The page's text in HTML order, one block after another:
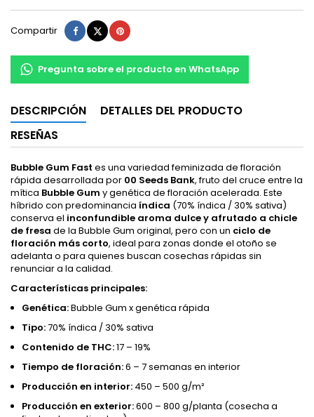
Compartir Compartir
TuitearPinterest
Pregunta sobre el producto en WhatsApp
DESCRIPCIÓN
DETALLES DEL PRODUCTO
RESEÑAS
Bubble Gum Fast es una variedad feminizada de floración
rápida desarrollada por 00 Seeds Bank, fruto del cruce entre la
mítica Bubble Gum y genética de floración acelerada. Este
híbrido con predominancia índica (70% índica / 30% sativa)
conserva el inconfundible aroma dulce y afrutado a chicle
de fresa de la Bubble Gum original, pero con un ciclo de
floración más corto, ideal para zonas donde el otoño se
adelanta o para quienes buscan cosechas rápidas sin
renunciar a la calidad.
Características principales:
Genética:Bubble Gum x genética rápida
Tipo:70% índica / 30% sativa
Contenido de THC:17 – 19%
Tiempo de floración:6 – 7 semanas en interior
Producción en interior: 450 – 500 g/m²
Producción en exterior:600 – 800 g/planta (cosecha a